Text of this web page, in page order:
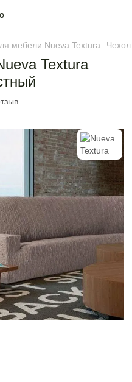
мебели Nueva Textura
Textura